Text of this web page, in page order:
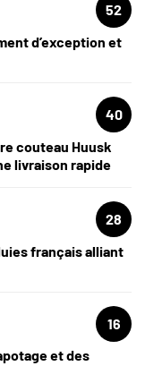
52
d’exception et
40
couteau Huusk
livraison rapide
28
français alliant
16
et des